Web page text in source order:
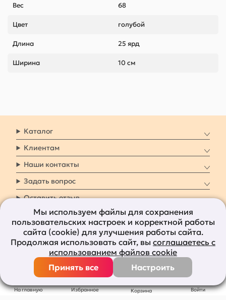
На главную Избранное Корзина Войти
Вес 68
Цвет голубой
Длина 25 ярд
Ширина 10 см
Каталог
Клиентам
Наши контакты
Задать вопрос
Оставить отзыв
8 800 7009 161 Заказать звонок
Наши социальные
сети
Все права защищены © 2011-2026bolshepodarkov.ru
Мы используем файлы для сохранения
пользовательских настроек и корректной работы
сайта (cookie) для улучшения работы сайта.
Продолжая использовать сайт, вы соглашаетесь с
использованием файлов cookie
Принять все
Настроить